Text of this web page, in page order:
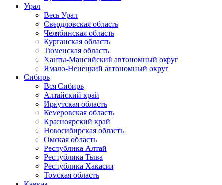
Урал
Весь Урал
Свердловская область
Челябинская область
Курганская область
Тюменская область
Ханты-Мансийский автономный округ
Ямало-Ненецкий автономный округ
Сибирь
Вся Сибирь
Алтайский край
Иркутская область
Кемеровская область
Красноярский край
Новосибирская область
Омская область
Республика Алтай
Республика Тыва
Республика Хакасия
Томская область